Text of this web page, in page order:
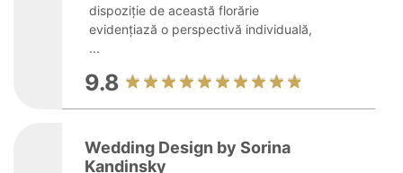
dispoziție de această florărie
evidențiază o perspectivă individuală,
...
9.8
Wedding Design by Sorina
Kandinsky